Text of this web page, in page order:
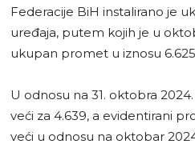
Federacije BiH instalirano je
uređaja, putem kojih je u
ukupan promet u iznosu
U odnosu na 31. oktobra
veći za 4.639, a evidentirani
veći u odnosu na oktobar